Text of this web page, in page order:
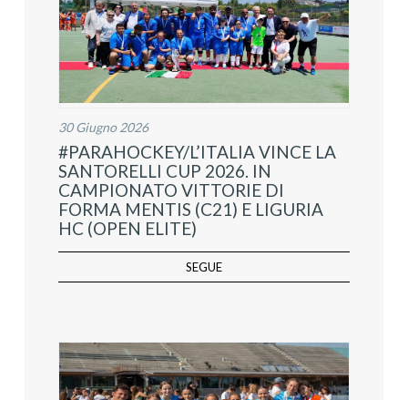
30 Giugno 2026
#PARAHOCKEY/L’ITALIA VINCE LA
SANTORELLI CUP 2026. IN
CAMPIONATO VITTORIE DI
FORMA MENTIS (C21) E LIGURIA
HC (OPEN ELITE)
SEGUE